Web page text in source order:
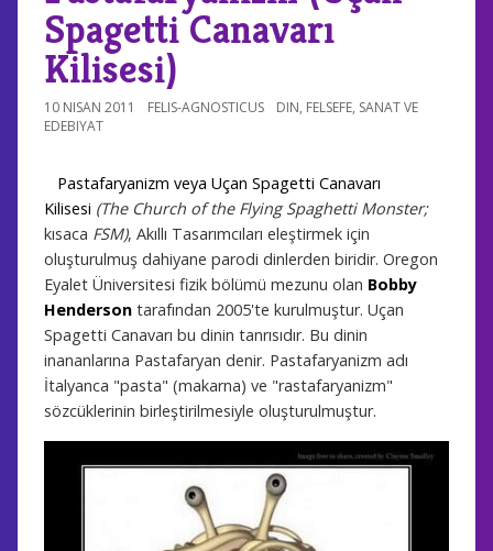
Spagetti Canavarı
Kilisesi)
10 NISAN 2011 FELIS-AGNOSTICUS DIN, FELSEFE, SANAT VE
EDEBIYAT
Pastafaryanizm veya Uçan Spagetti Canavarı
Kilisesi (The Church of the Flying Spaghetti Monster;
kısaca FSM), Akıllı Tasarımcıları eleştirmek için
oluşturulmuş dahiyane parodi dinlerden biridir. Oregon
Eyalet Üniversitesi fizik bölümü mezunu olan Bobby
Henderson tarafından 2005'te kurulmuştur. Uçan
Spagetti Canavarı bu dinin tanrısıdır. Bu dinin
inananlarına Pastafaryan denir. Pastafaryanizm adı
İtalyanca "pasta" (makarna) ve "rastafaryanizm"
sözcüklerinin birleştirilmesiyle oluşturulmuştur.